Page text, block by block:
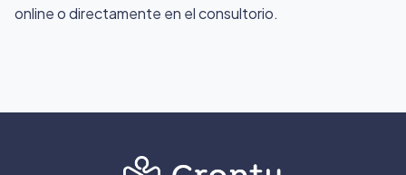
online o directamente en el consultorio.